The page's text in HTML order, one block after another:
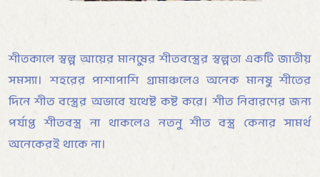
শীতকালে স্বল্প আয়ের মানুষের শীতবস্ত্রের স্বল্পতা একটি জাতীয়
সমস্যা। শহরের পাশাপাশি গ্রামাঞ্চলেও অনেক মানুষ শীতের
দিনে শীত বস্ত্রের অভাবে যথেষ্ট কষ্ট করে। শীত নিবারণের জন্য
পর্যাপ্ত শীতবস্ত্র না থাকলেও নতুন শীত বস্ত্র কেনার সামর্থ
অনেকেরই থাকে না।